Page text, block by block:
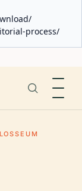
process/